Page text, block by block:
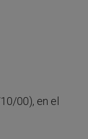
00), en el